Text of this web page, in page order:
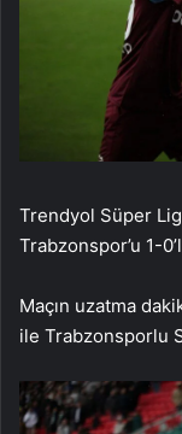
Trendyol Süper
Trabzonspor’u 1-
Maçın uzatma
ile Trabzonsporlu